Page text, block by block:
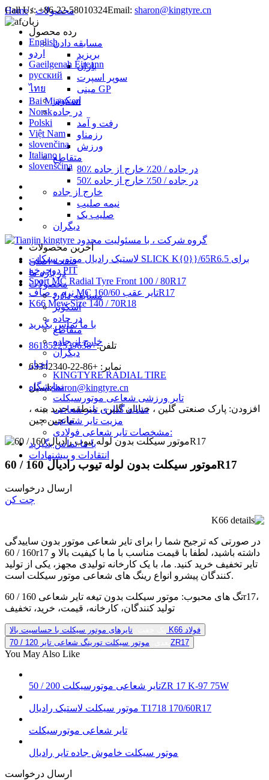
Call Us: +86-22-58010324Email: sharon@kingtyre.cn
زبان
English
اردو
Gaeilgenah Éireann
русский
ไทย
Bai Miaowen
Norsk
Polski
Việt Nam
slovenčina
Italiano
slovenščina
صفحه اصلی
در باره ما
محصولات
مسابقه دادن
اسکوتر
در جاده
متقاطع
خارج از جاده
دیگران
اخبار
KINGTYRE RADIAL TIRE
نمایشگاه
تایر ورزشی شعاعی موتورسیکلت
نشانه گذاری تایر شعاعی
مزیت تایر شعاعی
مشخصات تایر شعاعی فولادی:
با ما تماس بگیرید
انتقادات و پیشنهادات
Home/محصولات
رده محصول
مسابقه دادن
بریزید
باران
سوپر اسپرت
مینی GP
اسکوتر
در جاده
رفت و آمد
رزمناو
ورزش
متقاطع
80٪ در جاده / 20٪ خارج از جاده
50٪ در جاده / 50٪ خارج از جاده
خارج از جاده
نیمه صلیب
صلیب یک
دیگران
آخرین محصولات
لاستیک رادیال موتور سیکلت SLICK K{0}}/65R6.5 برای
دوچرخه PIT
Sport MC Radial Tyre Front 100 / 80R17
نرم و صاف MC تایر عقب 160/60R17
K66 Mew Size 140 / 70R18
با ما تماس بگیرید
تلفن:+8618522539638
نمابر: +86-22-63342340
ایمیل:sharon@kingtyre.cn
افزودن: پارک صنعتی گلین ، خیابان گلین ، منطقه جدید بینه ،
تیانجین چین
موتور سیکلت بدون لوله تیوب رادیال 160 / 60R17
ارسال درخواست
چت کن
در صورتی که ترجیح شما را برای تایر شعاعی موتور بدون ساییدگی
160 / 60r17 داشته باشید، لطفا با قیمت مناسب با ما با کیفیت بالا و
تایر تخفیف خرید کنید. ما، با یک کارخانه تولیدی مجهز، یکی از تولید
کنندگان پیشرو انواع رینگ های شعاعی موتور سیکلت است.
تگ های محبوب: موتور سیکلت بدون تیغه تایر شعاعی 160 / 60r17،
تولید کنندگان، کارخانه، قیمت، خرید، تخفیف
تایرهای موتور سیکلت با حساسیت بالا K66 فولاد
موتور سیکلت تورینگ شعاعی تایر 120 / 70ZR17
You May Also Like
تایر شعاعی موتورسیکلت 200 / 50ZR 17 K-97 75W
موتور سیکلت لاستیک رادیال T1718 170/60R17
تایر شعاعی موتورسیکلت
موتور سیکلت خاموش جاده تایر رادیال
ارسال درخواست